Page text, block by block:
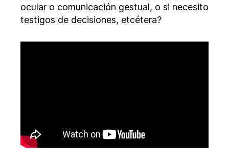
ocular o comunicación gestual, o si necesito
testigos de decisiones, etcétera?